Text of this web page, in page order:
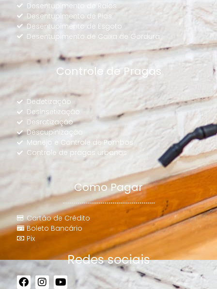
Desentupimento de Ralos
Desentupimento de Pias
Desentupimento de Esgoto
Desentupimento de Caixa de Gordura
Controle de Pragas
Dedetização
Desinsetização
Desratização
Descupinização
Manejo e Controle de Pombos
Controle de pragas urbanas
Como Pagar
Cartão de Crédito
Boleto Bancário
Pix
Redes sociais